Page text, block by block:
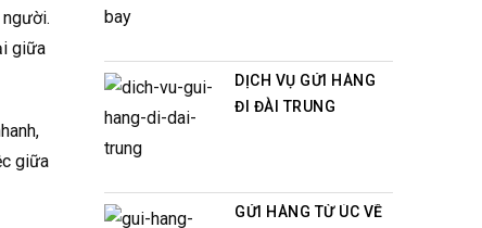
giữa
giữa
DỊCH VỤ GỬI HÀNG
ĐI ĐÀI TRUNG
GỬI HÀNG TỪ ÚC VỀ